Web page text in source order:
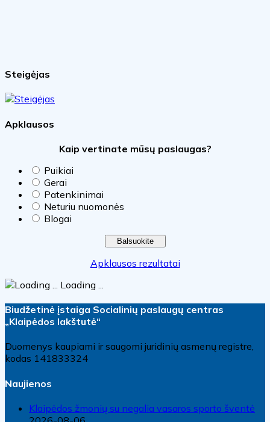
Steigėjas
Apklausos
Kaip vertinate mūsų paslaugas?
Puikiai
Gerai
Patenkinimai
Neturiu nuomonės
Blogai
Apklausos rezultatai
Loading ...
Biudžetinė įstaiga Socialinių paslaugų centras
„Klaipėdos lakštutė“
Duomenys kaupiami ir saugomi juridinių asmenų registre,
kodas 141833324
Naujienos
Klaipėdos žmonių su negalia vasaros sporto šventė